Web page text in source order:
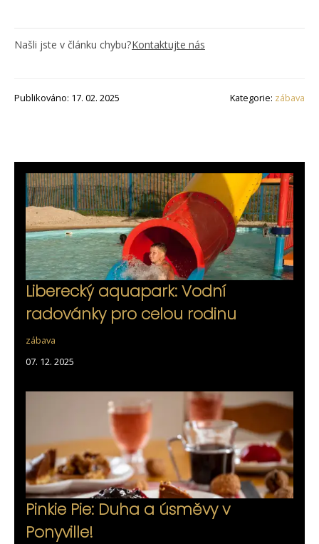
Našli jste v článku chybu?Kontaktujte nás
Publikováno: 17. 02. 2025 Kategorie: zábava
Liberecký aquapark: Vodní
radovánky pro celou rodinu
zábava
07. 12. 2025
Pinkie Pie: Duha a úsměvy v
Ponyville!